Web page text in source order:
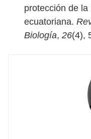
protección de la
ecuatoriana.
Biología, 26(4),